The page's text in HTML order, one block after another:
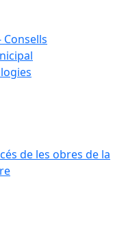
de les obres de la